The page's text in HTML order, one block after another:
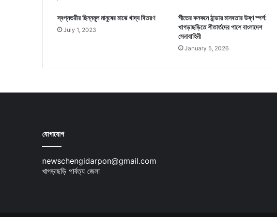
স্বপ্নতরীর ছিন্নমূল মানুষের মাঝে খাদ্য বিতরণ
July 1, 2023
শীতের কনকনে ঠান্ডায় মানবতার উষ্ণ স্পর্শ:
খাগড়াছড়িতে শীতার্তদের পাশে বাংলাদেশ
সেনাবাহিনী
January 5, 2026
যোগাযোগ
newschengidarpon@gmail.com
খাগড়াছড়ি পার্বত্য জেলা